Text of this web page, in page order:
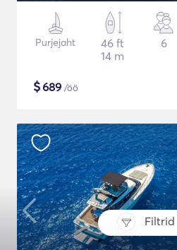
Filtrid
Purjejaht
46 ft
14 m
6
$689 /öö